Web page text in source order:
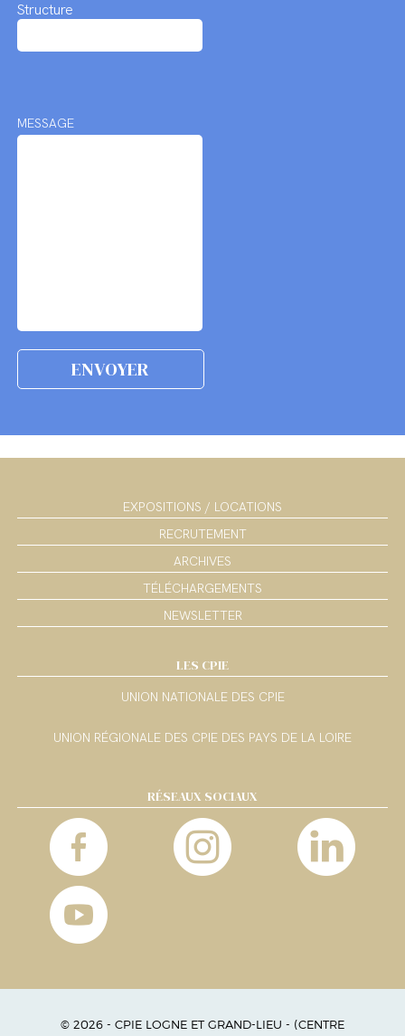
Structure
MESSAGE
EXPOSITIONS / LOCATIONS
RECRUTEMENT
ARCHIVES
TÉLÉCHARGEMENTS
NEWSLETTER
LES CPIE
UNION NATIONALE DES CPIE
UNION RÉGIONALE DES CPIE DES PAYS DE LA LOIRE
RÉSEAUX SOCIAUX
© 2026 - CPIE LOGNE ET GRAND-LIEU - (CENTRE